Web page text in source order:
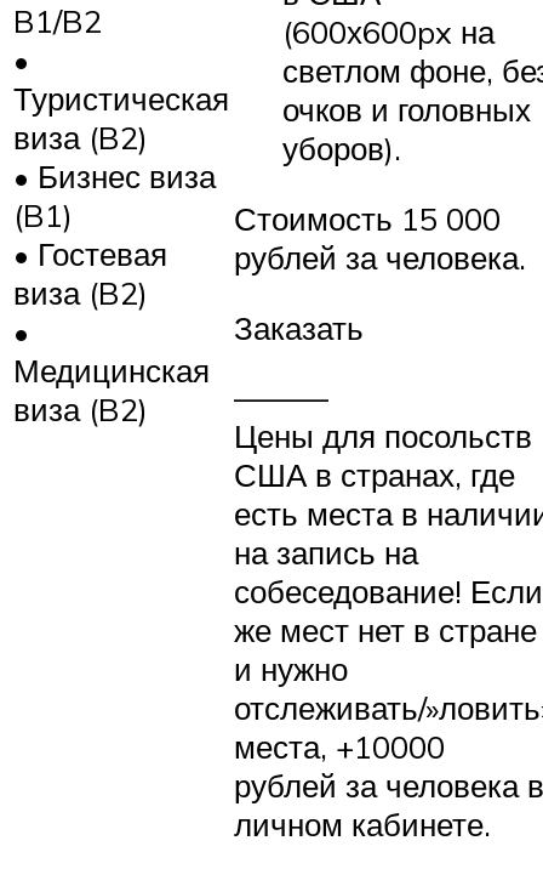
B1/B2
•
Туристическая
виза (B2)
• Бизнес виза
(B1)
• Гостевая
виза (B2)
•
Медицинская
виза (B2)
(600х600px на
светлом фоне,
очков и головных
уборов).
Стоимость 15 000
рублей за человека.
Заказать
———
Цены для посольств
США в странах, где
есть места в
на запись на
собеседование! Если
же мест нет в стране
и нужно
отслеживать/
места, +10000
рублей за человека в
личном кабинете.